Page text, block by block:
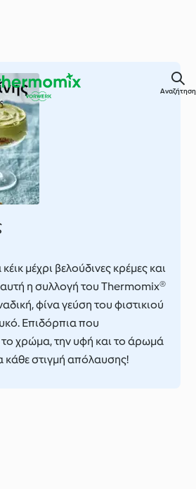
Αναζήτηση
μέχρι βελούδινες κρέμες και
η συλλογή του Thermomix®
φίνα γεύση του φιστικιού
Επιδόρπια που
το χρώμα, την υφή και το άρωμά
κάθε στιγμή απόλαυσης!